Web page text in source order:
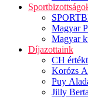
Magyar
Magyar
Díjazottaink
CH
Korózs
Puy
Jilly